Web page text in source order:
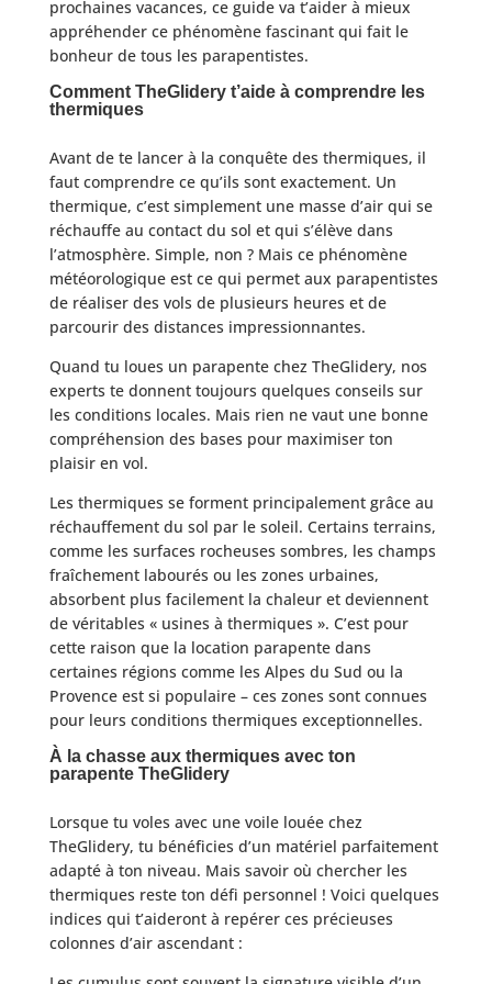
prochaines vacances, ce guide va t’aider à mieux
appréhender ce phénomène fascinant qui fait le
bonheur de tous les parapentistes.
Comment TheGlidery t’aide à comprendre les
thermiques
Avant de te lancer à la conquête des thermiques, il
faut comprendre ce qu’ils sont exactement. Un
thermique, c’est simplement une masse d’air qui se
réchauffe au contact du sol et qui s’élève dans
l’atmosphère. Simple, non ? Mais ce phénomène
météorologique est ce qui permet aux parapentistes
de réaliser des vols de plusieurs heures et de
parcourir des distances impressionnantes.
Quand tu loues un parapente chez TheGlidery, nos
experts te donnent toujours quelques conseils sur
les conditions locales. Mais rien ne vaut une bonne
compréhension des bases pour maximiser ton
plaisir en vol.
Les thermiques se forment principalement grâce au
réchauffement du sol par le soleil. Certains terrains,
comme les surfaces rocheuses sombres, les champs
fraîchement labourés ou les zones urbaines,
absorbent plus facilement la chaleur et deviennent
de véritables « usines à thermiques ». C’est pour
cette raison que la location parapente dans
certaines régions comme les Alpes du Sud ou la
Provence est si populaire – ces zones sont connues
pour leurs conditions thermiques exceptionnelles.
À la chasse aux thermiques avec ton
parapente TheGlidery
Lorsque tu voles avec une voile louée chez
TheGlidery, tu bénéficies d’un matériel parfaitement
adapté à ton niveau. Mais savoir où chercher les
thermiques reste ton défi personnel ! Voici quelques
indices qui t’aideront à repérer ces précieuses
colonnes d’air ascendant :